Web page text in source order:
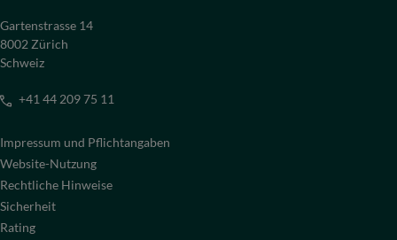
Gartenstrasse 14
8002 Zürich
Schweiz
+41 44 209 75 11
Impressum und Pflichtangaben
Website-Nutzung
Rechtliche Hinweise
Sicherheit
Rating